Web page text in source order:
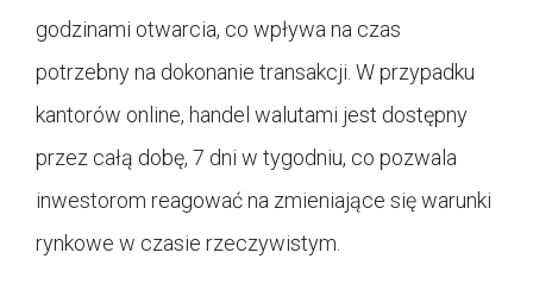
godzinami otwarcia, co wpływa na czas
potrzebny na dokonanie transakcji. W przypadku
kantorów online, handel walutami jest dostępny
przez całą dobę, 7 dni w tygodniu, co pozwala
inwestorom reagować na zmieniające się warunki
rynkowe w czasie rzeczywistym.